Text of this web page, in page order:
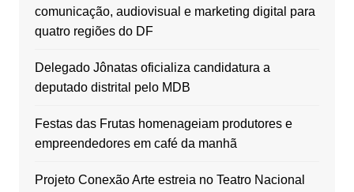
comunicação, audiovisual e marketing digital para
quatro regiões do DF
Delegado Jônatas oficializa candidatura a
deputado distrital pelo MDB
Festas das Frutas homenageiam produtores e
empreendedores em café da manhã
Projeto Conexão Arte estreia no Teatro Nacional